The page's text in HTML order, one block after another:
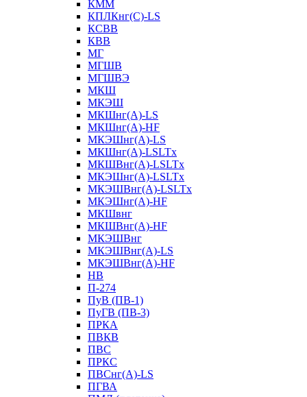
КММ
КПЛКнг(C)-LS
КСВВ
КВВ
МГ
МГШВ
МГШВЭ
МКШ
МКЭШ
МКШнг(А)-LS
МКШнг(А)-HF
МКЭШнг(А)-LS
МКШнг(А)-LSLTx
МКШВнг(A)-LSLTx
МКЭШнг(А)-LSLTx
МКЭШВнг(A)-LSLTx
МКЭШнг(А)-HF
МКШвнг
МКШВнг(А)-HF
МКЭШВнг
МКЭШВнг(А)-LS
МКЭШВнг(А)-HF
НВ
П-274
ПуВ (ПВ-1)
ПуГВ (ПВ-3)
ПРКА
ПВКВ
ПВС
ПРКС
ПВСнг(А)-LS
ПГВА